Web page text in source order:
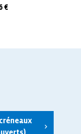
€